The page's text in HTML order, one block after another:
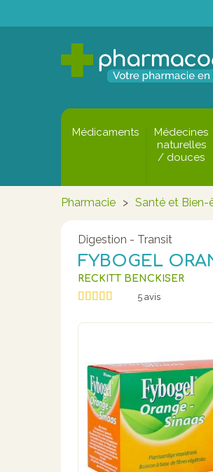
Médicaments
Médecines
naturelles
/ douces
Pharmacie > Santé et Bien-
Digestion - Transit
FYBOGEL
RECKITT BENCKISER
5 avis